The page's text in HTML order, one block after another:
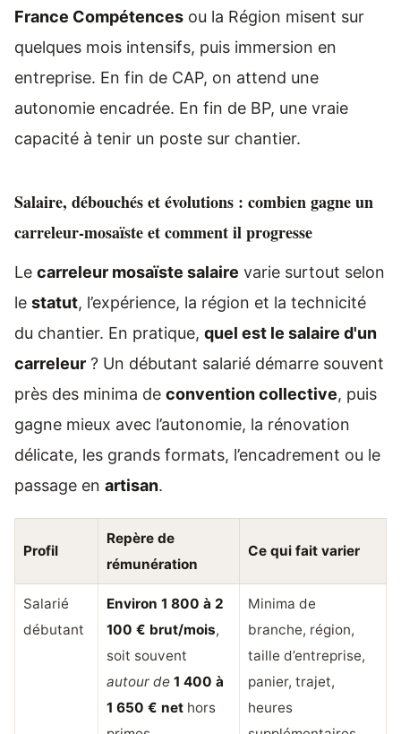
France Compétences ou la Région misent sur
quelques mois intensifs, puis immersion en
entreprise. En fin de CAP, on attend une
autonomie encadrée. En fin de BP, une vraie
capacité à tenir un poste sur chantier.
Salaire, débouchés et évolutions : combien gagne un
carreleur-mosaïste et comment il progresse
Le carreleur mosaïste salaire varie surtout selon
le statut, l’expérience, la région et la technicité
du chantier. En pratique, quel est le salaire d'un
carreleur ? Un débutant salarié démarre souvent
près des minima de convention collective, puis
gagne mieux avec l’autonomie, la rénovation
délicate, les grands formats, l’encadrement ou le
passage en artisan.
Profil
Repère de
rémunération
Ce qui fait varier
Salarié
débutant
Environ 1 800 à 2
100 € brut/mois,
soit souvent
autour de 1 400 à
1 650 € net hors
Minima de
branche, région,
taille d’entreprise,
panier, trajet,
heures